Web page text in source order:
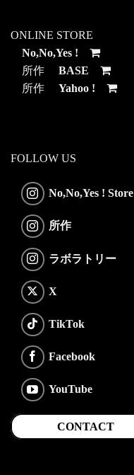
ONLINE STORE
No,No,Yes !
所作 BASE
所作 Yahoo !
FOLLOW US
No,No,Yes ! Store
所作
ラボラトリー
X
TikTok
Facebook
YouTube
CONTACT